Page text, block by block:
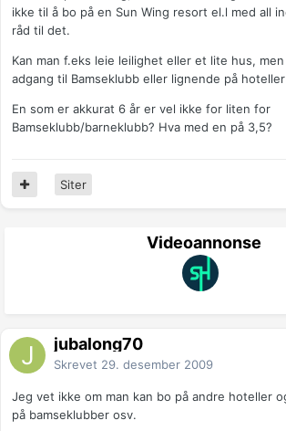
ikke til å bo på en Sun Wing resort el.l med all
råd til det.
Kan man f.eks leie leilighet eller et lite hus,
adgang til Bamseklubb eller lignende på
En som er akkurat 6 år er vel ikke for liten for
Bamseklubb/barneklubb? Hva med en på 3,5?
Siter
Videoannonse
jubalong70
Skrevet 29. desember 2009
Jeg vet ikke om man kan bo på andre hoteller
på bamseklubber osv.